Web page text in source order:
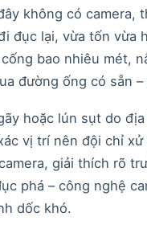
không có
đục lại, vừa tốn vừa
bao nhiêu mét,
đường ống có sẵn
hoặc lún sụt do
vị trí nên đội chỉ
giải thích rõ
phá – công nghệ
dốc khó.